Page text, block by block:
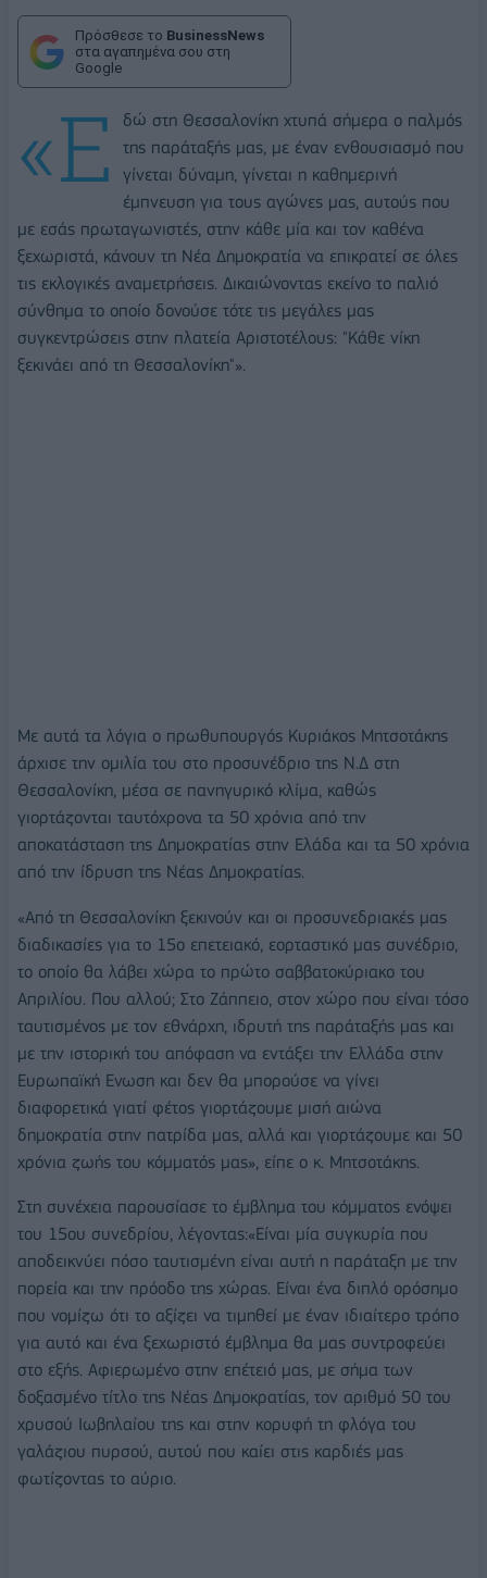
Πρόσθεσε το BusinessNews
στα αγαπημένα σου στη
Google
«Ε
δώ στη Θεσσαλονίκη χτυπά σήμερα ο παλμός
της παράταξής μας, με έναν ενθουσιασμό που
γίνεται δύναμη, γίνεται η καθημερινή
έμπνευση για τους αγώνες μας, αυτούς που
με εσάς πρωταγωνιστές, στην κάθε μία και τον καθένα
ξεχωριστά, κάνουν τη Νέα Δημοκρατία να επικρατεί σε όλες
τις εκλογικές αναμετρήσεις. Δικαιώνοντας εκείνο το παλιό
σύνθημα το οποίο δονούσε τότε τις μεγάλες μας
συγκεντρώσεις στην πλατεία Αριστοτέλους: "Κάθε νίκη
ξεκινάει από τη Θεσσαλονίκη"».
Με αυτά τα λόγια ο πρωθυπουργός Κυριάκος Μητσοτάκης
άρχισε την ομιλία του στο προσυνέδριο της Ν.Δ στη
Θεσσαλονίκη, μέσα σε πανηγυρικό κλίμα, καθώς
γιορτάζονται ταυτόχρονα τα 50 χρόνια από την
αποκατάσταση της Δημοκρατίας στην Ελάδα και τα 50 χρόνια
από την ίδρυση της Νέας Δημοκρατίας.
«Από τη Θεσσαλονίκη ξεκινούν και οι προσυνεδριακές μας
διαδικασίες για το 15ο επετειακό, εορταστικό μας συνέδριο,
το οποίο θα λάβει χώρα το πρώτο σαββατοκύριακο του
Απριλίου. Που αλλού; Στο Ζάππειο, στον χώρο που είναι τόσο
ταυτισμένος με τον εθνάρχη, ιδρυτή της παράταξής μας και
με την ιστορική του απόφαση να εντάξει την Ελλάδα στην
Ευρωπαϊκή Ενωση και δεν θα μπορούσε να γίνει
διαφορετικά γιατί φέτος γιορτάζουμε μισή αιώνα
δημοκρατία στην πατρίδα μας, αλλά και γιορτάζουμε και 50
χρόνια ζωής του κόμματός μας», είπε ο κ. Μητσοτάκης.
Στη συνέχεια παρουσίασε το έμβλημα του κόμματος ενόψει
του 15ου συνεδρίου, λέγοντας:«Είναι μία συγκυρία που
αποδεικνύει πόσο ταυτισμένη είναι αυτή η παράταξη με την
πορεία και την πρόοδο της χώρας. Είναι ένα διπλό ορόσημο
που νομίζω ότι το αξίζει να τιμηθεί με έναν ιδιαίτερο τρόπο
για αυτό και ένα ξεχωριστό έμβλημα θα μας συντροφεύει
στο εξής. Αφιερωμένο στην επέτειό μας, με σήμα των
δοξασμένο τίτλο της Νέας Δημοκρατίας, τον αριθμό 50 του
χρυσού Ιωβηλαίου της και στην κορυφή τη φλόγα του
γαλάζιου πυρσού, αυτού που καίει στις καρδιές μας
φωτίζοντας το αύριο.